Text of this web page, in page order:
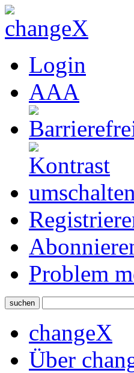
Login
AAA
Problem
suchen
changeX
Über